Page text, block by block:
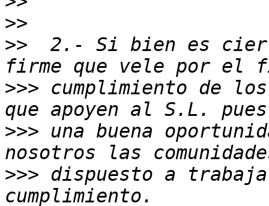
>>
>>
2.- Si bien es
>>> cumplimiento de
>>> una buena
>>> dispuesto a